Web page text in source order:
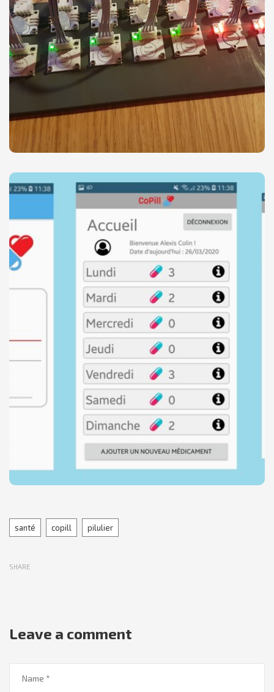
6 capteurs
1 écran
2 boutons poussoirs
1 buzzer
Cet élément n’est aujourd’hui qu’au stade de
prototype, ce pour quoi il ne ressemble pas du tout
à un pilulier classique qu’on pourrait trouver dans le
commerce.
L'application mobile
Cette application permet de contrôler le pilulier
connecté.
Elle contient sur sa page d’accueil un récapitulatif
du nombre de médicaments à prendre par jour ainsi
que la possibilité d’ajouter de nouveaux
médicaments.
De nombreuses fonctionnalités vont
prochainement être intégrées à cette application
telles que la possibilité de recevoir une notification
directement sur son téléphone, lorsqu’une prise de
médicament a été oubliée.
Tags
santé copill pilulier
SHARE
Leave a comment